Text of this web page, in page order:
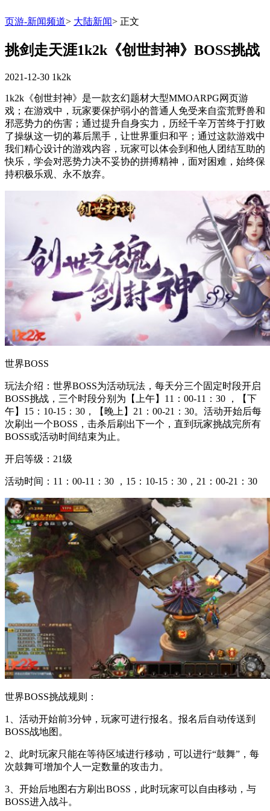
页游-新闻频道> 大陆新闻> 正文
挑剑走天涯1k2k《创世封神》BOSS挑战
2021-12-30 1k2k
1k2k《创世封神》是一款玄幻题材大型MMOARPG网页游
戏；在游戏中，玩家要保护弱小的普通人免受来自蛮荒野兽和
邪恶势力的伤害；通过提升自身实力，历经千辛万苦终于打败
了操纵这一切的幕后黑手，让世界重归和平；通过这款游戏中
我们精心设计的游戏内容，玩家可以体会到和他人团结互助的
快乐，学会对恶势力决不妥协的拼搏精神，面对困难，始终保
持积极乐观、永不放弃。
世界BOSS
玩法介绍：世界BOSS为活动玩法，每天分三个固定时段开启
BOSS挑战，三个时段分别为【上午】11：00-11：30 ，【下
午】15：10-15：30，【晚上】21：00-21：30。活动开始后每
次刷出一个BOSS，击杀后刷出下一个，直到玩家挑战完所有
BOSS或活动时间结束为止。
开启等级：21级
活动时间：11：00-11：30 ，15：10-15：30，21：00-21：30
世界BOSS挑战规则：
1、活动开始前3分钟，玩家可进行报名。报名后自动传送到
BOSS战地图。
2、此时玩家只能在等待区域进行移动，可以进行“鼓舞”，每
次鼓舞可增加个人一定数量的攻击力。
3、开始后地图右方刷出BOSS，此时玩家可以自由移动，与
BOSS进入战斗。